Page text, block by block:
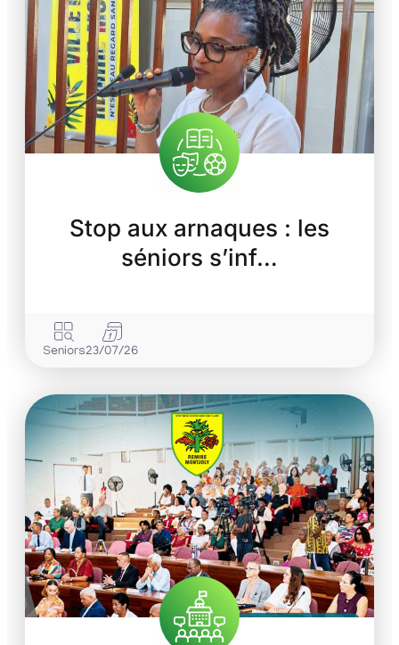
Stop aux arnaques : les
séniors s’inf…
Seniors23/07/26